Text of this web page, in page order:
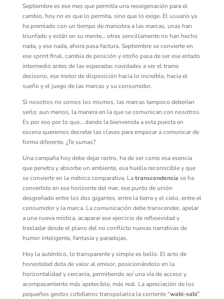
Septiembre es ese mes que permitía una reoxigenación para el
cambio, hoy no es que lo permita, sino que lo exige. El usuario ya
ha premiado con un tiempo de maniobra a las marcas, unas han
triunfado y están en su mente… otras sencillamente no han hecho
nada, y ese nada, ahora pasa factura. Septiembre se convierte en
ese sprint final, cambia de posición y otoño pasa de ser ese estado
intermedio antes de las esperadas navidades a ser el tramo
decisorio, ese motor de disposición hacia lo increíble, hacia el
sueño y el juego de las marcas y su consumidor.
Si nosotros no somos los mismos, las marcas tampoco deberían
serlo; aun menos, la manera en la que se comunican con nosotros.
Es por eso por lo que… dando la bienvenida a esta puesta en
escena queremos decretar las claves para empezar a comunicar de
forma diferente. ¿Te sumas?
Una campaña hoy debe dejar rastro, ha de ser como esa esencia
que penetra y absorbe un ambiente, esa huella reconocible y que
se convierte en la métrica comparativa. Latranscendencia se ha
convertido en ese horizonte del mar, ese punto de unión
desgreñado entre los dos gigantes, entre la tierra y el cielo, entre el
consumidor y la marca. La comunicación debe transcender, apelar
a una nueva mística, acaparar ese ejercicio de reflexividad y
trasladar desde el plano del no conflicto nuevas narrativas de
humor inteligente, fantasía y paradojas.
Hoy la auténtico, lo transparente y simple es bello. El acto de
honestidad dota de valor al emisor, posicionándolo en la
horizontalidad y cercanía, permitiendo así una vía de acceso y
acompasamiento más apetecible, más real. La apreciación de los
pequeños gestos cotidianos transpolariza la corriente “wabi-sabi”